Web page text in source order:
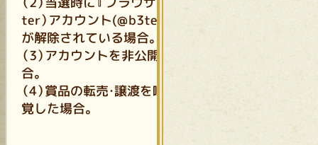
ter）アカウント(@b3ten_3gokushi)のフォロー
が解除されている場合。
（3）アカウントを非公開に設定されている場
合。
（4）賞品の転売・譲渡を喧伝・示唆する行為が発
覚した場合。